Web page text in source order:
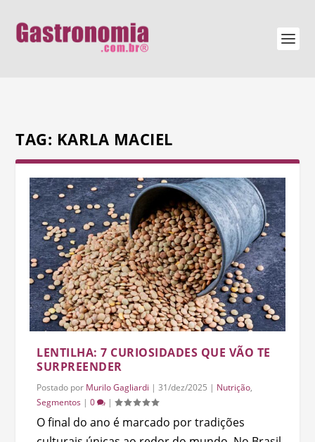
TAG: KARLA MACIEL
LENTILHA: 7 CURIOSIDADES QUE VÃO TE
SURPREENDER
Postado por Murilo Gagliardi |31/dez/2025 | Nutrição,
Segmentos |0 |
O final do ano é marcado por tradições